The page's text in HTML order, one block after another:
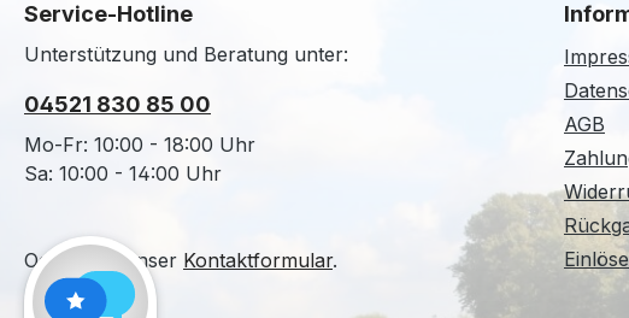
Service-Hotline
Unterstützung und Beratung unter:
04521 830 85 00
Mo-Fr: 10:00 - 18:00 Uhr
Sa: 10:00 - 14:00 Uhr
Oder über unser Kontaktformular.
AGB